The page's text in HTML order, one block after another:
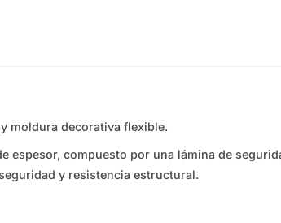
moldura decorativa flexible.
espesor, compuesto por una lámina de
y resistencia estructural.